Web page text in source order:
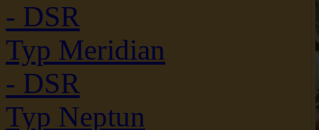
- DSR
Typ Meridian
- DSR
Typ Neptun